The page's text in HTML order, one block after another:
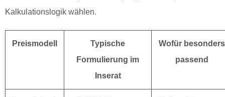
Kalkulationslogik wählen.
Preismodell
Typische
Formulierung im
Inserat
Wofür besonders
passend